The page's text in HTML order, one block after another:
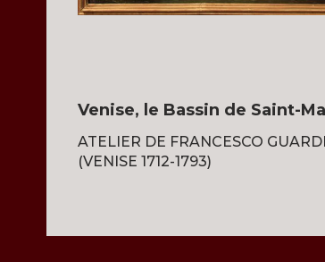
Venise, le Bassin de Saint-
ATELIER DE FRANCESCO GUARDI
(VENISE 1712-1793)